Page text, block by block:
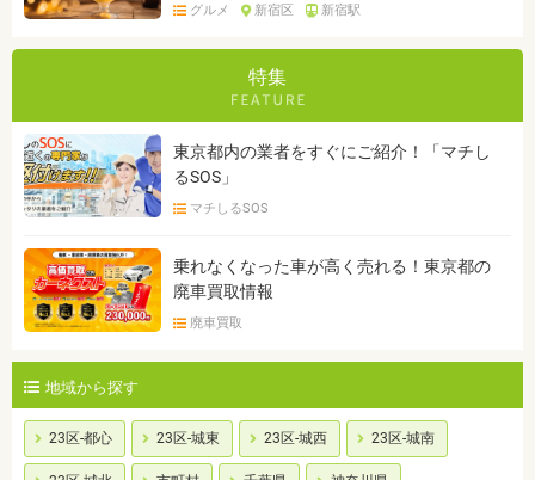
グルメ 新宿区 新宿駅
特集
東京都内の業者をすぐにご紹介！「マチし
るSOS」
マチしるSOS
乗れなくなった車が高く売れる！東京都の
廃車買取情報
廃車買取
地域から探す
23区-都心 23区-城東 23区-城西 23区-城南